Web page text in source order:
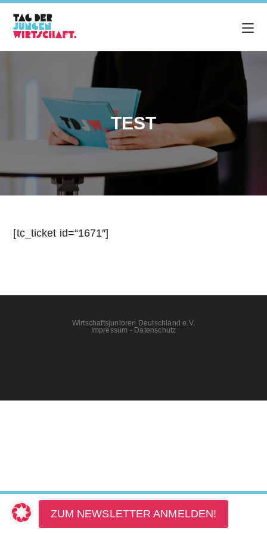
TEST
[tc_ticket id=“1671″]
Wirtschaftsjunioren Deutschland e.V.
Impressum - Datenschutz
ZUM NEWSLETTER ANMELDEN!